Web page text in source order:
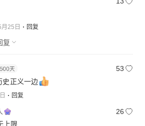
月25日 回复
复
53
史正义一边
回复
26
上限